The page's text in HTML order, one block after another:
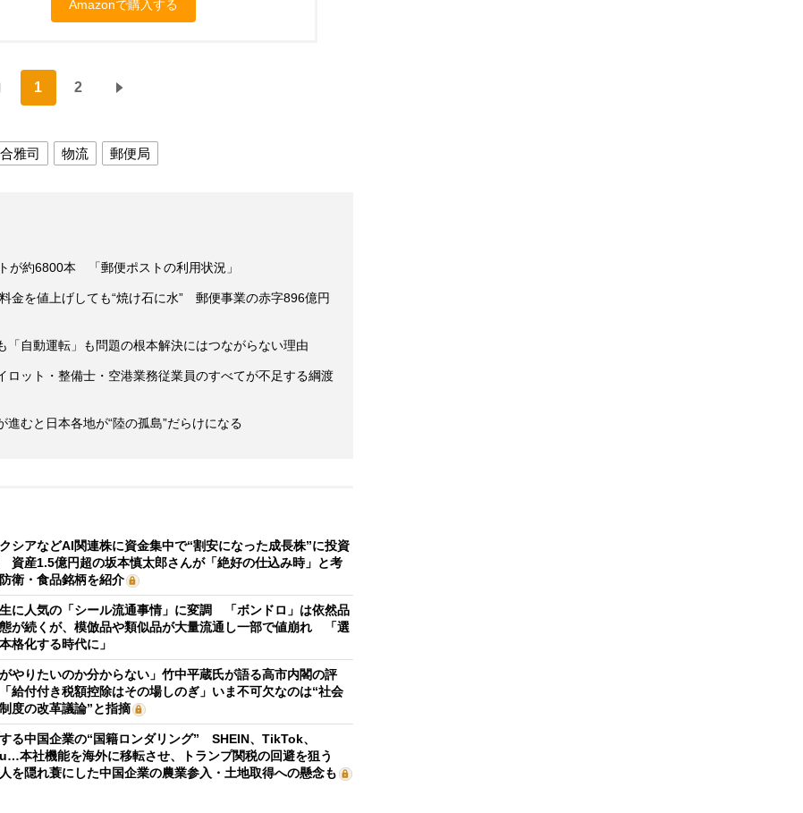
Amazonで購入する
1 2
雅司 物流 郵便局
が約6800本 「郵便ポストの利用状況」
金を値上げしても“焼け石に水” 郵便事業の赤字896億円
自動運転」も問題の根本解決にはつながらない理由
ット・整備士・空港業務従業員のすべてが不足する綱渡
むと日本各地が“陸の孤島”だらけになる
シアなどAI関連株に資金集中で“割安になった成長株”に投資
資産1.5億円超の坂本慎太郎さんが「絶好の仕込み時」と考
衛・食品銘柄を紹介
に人気の「シール流通事情」に変調 「ボンドロ」は依然品
が続くが、模倣品や類似品が大量流通し一部で値崩れ 「選
格化する時代に」
がやりたいのか分からない」竹中平蔵氏が語る高市内閣の評
給付付き税額控除はその場しのぎ」いま不可欠なのは“社会
度の改革議論”と指摘
る中国企業の“国籍ロンダリング” SHEIN、TikTok、
本社機能を海外に移転させ、トランプ関税の回避を狙う
を隠れ蓑にした中国企業の農業参入・土地取得への懸念も